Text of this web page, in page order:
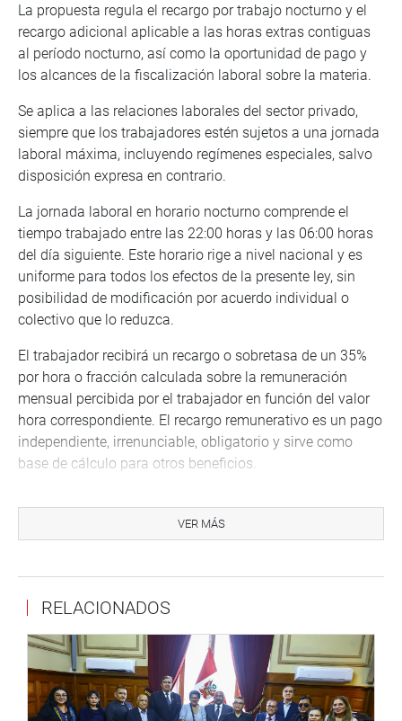
La propuesta regula el recargo por trabajo nocturno y el
recargo adicional aplicable a las horas extras contiguas
al período nocturno, así como la oportunidad de pago y
los alcances de la fiscalización laboral sobre la materia.
Se aplica a las relaciones laborales del sector privado,
siempre que los trabajadores estén sujetos a una jornada
laboral máxima, incluyendo regímenes especiales, salvo
disposición expresa en contrario.
La jornada laboral en horario nocturno comprende el
tiempo trabajado entre las 22:00 horas y las 06:00 horas
del día siguiente. Este horario rige a nivel nacional y es
uniforme para todos los efectos de la presente ley, sin
posibilidad de modificación por acuerdo individual o
colectivo que lo reduzca.
El trabajador recibirá un recargo o sobretasa de un 35%
por hora o fracción calculada sobre la remuneración
mensual percibida por el trabajador en función del valor
hora correspondiente. El recargo remunerativo es un pago
independiente, irrenunciable, obligatorio y sirve como
base de cálculo para otros beneficios.
otros beneficios compatibles, como horas extras o
cualquier otro recargo de naturaleza legal o convencional.
Otros proyectos
La comisión también aprobó el dictamen recaído en los
proyectos de le 14268 y 14625, que propone fortalecer la
gobernanza institucional, la administración y la
supervisión del Seguro Social de Salud (EsSsalud).
Además, se aprobó el dictamen recaído en el Proyecto de
VER MÁS
RELACIONADOS